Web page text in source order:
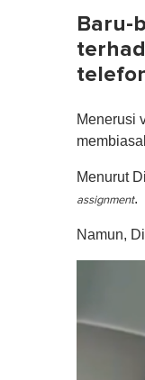
Baru-
Menerusi
Menurut
assignment.
Namun,